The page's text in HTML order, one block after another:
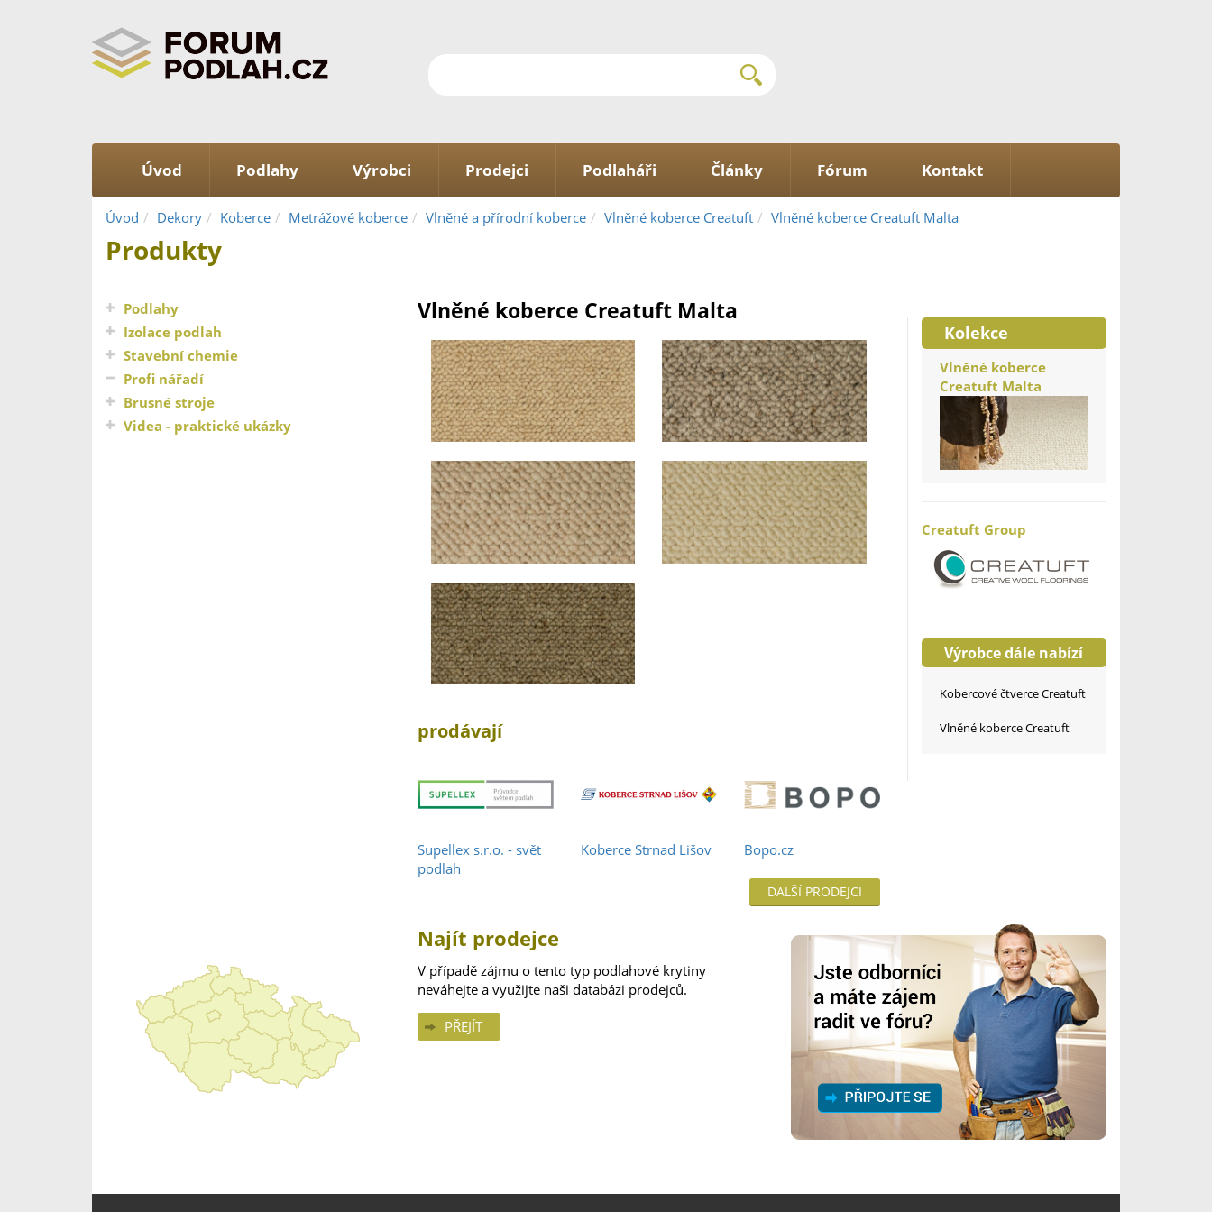
Úvod Podlahy Výrobci Prodejci Podlaháři Články Fórum Kontakt
Úvod Dekory Koberce Metrážové koberce Vlněné a přírodní koberce Vlněné koberce Creatuft Vlněné koberce Creatuft Malta
Produkty
Podlahy
Izolace podlah
Stavební chemie
Profi nářadí
Brusné stroje
Videa - praktické ukázky
Vlněné koberce Creatuft Malta
prodávají
Supellex s.r.o. - svět
podlah
Koberce Strnad Lišov Bopo.cz
DALŠÍ PRODEJCI
Kolekce
Vlněné koberce
Creatuft Malta
Creatuft Group
Výrobce dále nabízí
Kobercové čtverce Creatuft
Vlněné koberce Creatuft
Najít prodejce
V případě zájmu o tento typ podlahové krytiny
neváhejte a využijte naši databázi prodejců.
PŘEJÍT